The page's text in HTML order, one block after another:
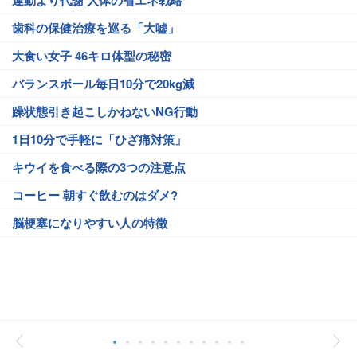
歯科の保健治療を巡る「大嘘」
大食い女子 46キロ体型の秘密
バランスボール毎日10分で20kg減
躁状態引き起こしかねないNG行動
1日10分で手軽に「ひざ痛対策」
キウイを食べる際の3つの注意点
コーヒー 朝すぐ飲むのはダメ?
脳梗塞になりやすい人の特徴